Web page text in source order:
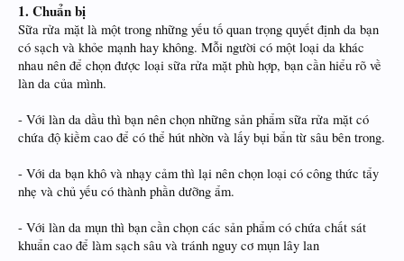
1. Chuẩn bị
Sữa rửa mặt là một trong những yếu tố quan trọng quyết định da bạn
có sạch và khỏe mạnh hay không. Mỗi người có một loại da khác
nhau nên để chọn được loại sữa rửa mặt phù hợp, bạn cần hiểu rõ về
làn da của mình.
- Với làn da dầu thì bạn nên chọn những sản phẩm sữa rửa mặt có
chứa độ kiềm cao để có thể hút nhờn và lấy bụi bẩn từ sâu bên trong.
- Với da bạn khô và nhạy cảm thì lại nên chọn loại có công thức tẩy
nhẹ và chủ yếu có thành phần dưỡng ẩm.
- Với làn da mụn thì bạn cần chọn các sản phẩm có chứa chất sát
khuẩn cao để làm sạch sâu và tránh nguy cơ mụn lây lan